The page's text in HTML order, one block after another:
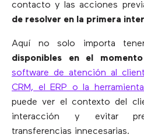
contacto y las acciones
de resolver en la primera
Aquí no solo importa
disponibles en el
software de atención al
CRM, el ERP o la
puede ver el contexto del
interacción y evitar
transferencias innecesarias.